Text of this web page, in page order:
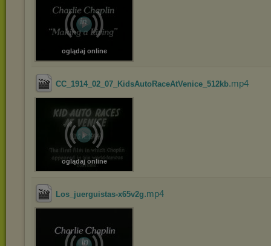
oglądaj online
CC_1914_02_07_KidsAutoRaceAtVenice_512kb.mp4
oglądaj online
Los_juerguistas-x65v2g.mp4